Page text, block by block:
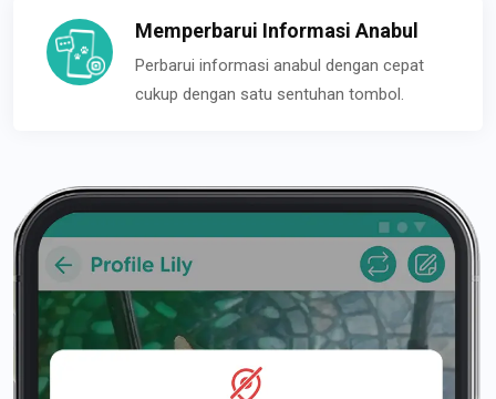
Memperbarui Informasi Anabul
Perbarui informasi anabul dengan cepat
cukup dengan satu sentuhan tombol.